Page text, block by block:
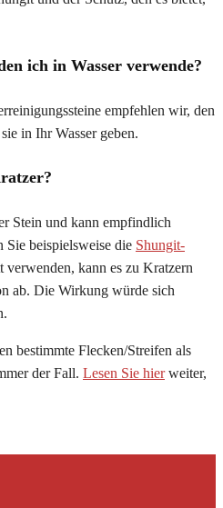
ich in Wasser verwende?
empfehlen wir, den
in Ihr Wasser geben.
Stein und kann empfindlich
Sie beispielsweise die Shungit-
verwenden, kann es zu Kratzern
ab. Die Wirkung würde sich
bestimmte Flecken/Streifen als
der Fall. Lesen Sie hierweiter,